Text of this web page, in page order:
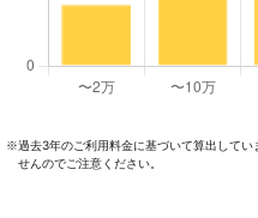
※過去3年のご利⽤料⾦に基づいて算出して
せんのでご注意ください。